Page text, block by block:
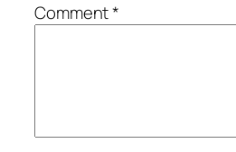
Comment*